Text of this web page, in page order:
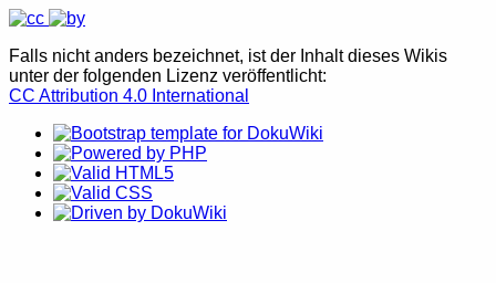
Falls nicht anders bezeichnet, ist der Inhalt dieses Wikis
unter der folgenden Lizenz veröffentlicht:
CC Attribution 4.0 International